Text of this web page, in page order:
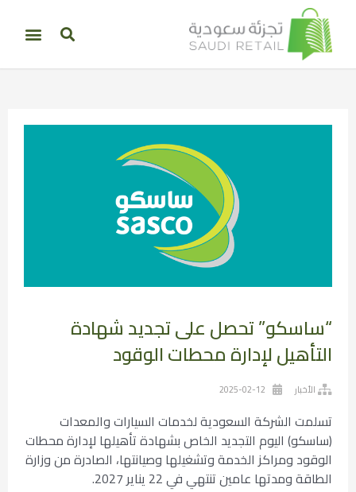
“ساسكو” تحصل على تجديد شهادة
التأهيل لإدارة محطات الوقود
الأخبار 2025-02-12
تسلمت الشركة السعودية لخدمات السيارات والمعدات
(ساسكو) اليوم التجديد الخاص بشهادة تأهيلها لإدارة محطات
الوقود ومراكز الخدمة وتشغيلها وصيانتها، الصادرة من وزارة
الطاقة ومدتها عامين تنتهي في 22 يناير 2027.